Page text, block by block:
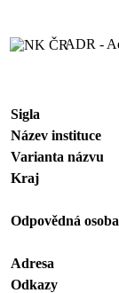
ADR -
Sigla
Název instituce
Varianta názvu
Kraj
Odpovědná osoba
Adresa
Odkazy